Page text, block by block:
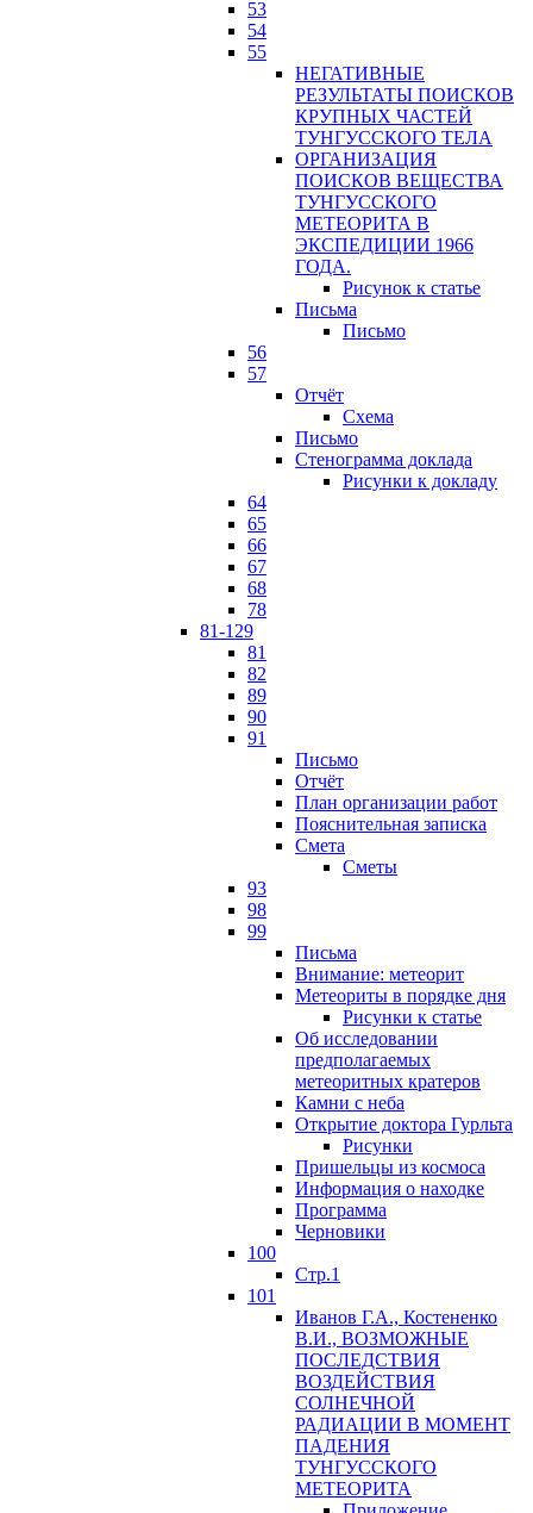
53
54
55
НЕГАТИВНЫЕ
РЕЗУЛЬТАТЫ ПОИСКОВ
КРУПНЫХ ЧАСТЕЙ
ТУНГУССКОГО ТЕЛА
ОРГАНИЗАЦИЯ
ПОИСКОВ ВЕЩЕСТВА
ТУНГУССКОГО
МЕТЕОРИТА В
ЭКСПЕДИЦИИ 1966
ГОДА.
Рисунок к статье
Письма
Письмо
56
57
Отчёт
Схема
Письмо
Стенограмма доклада
Рисунки к докладу
64
65
66
67
68
78
81-129
81
82
89
90
91
Письмо
Отчёт
План организации работ
Пояснительная записка
Смета
Сметы
93
98
99
Письма
Внимание: метеорит
Метеориты в порядке дня
Рисунки к статье
Об исследовании
предполагаемых
метеоритных кратеров
Камни с неба
Открытие доктора Гурльта
Рисунки
Пришельцы из космоса
Информация о находке
Программа
Черновики
100
Стр.1
101
Иванов Г.А., Костененко
В.И., ВОЗМОЖНЫЕ
ПОСЛЕДСТВИЯ
ВОЗДЕЙСТВИЯ
СОЛНЕЧНОЙ
РАДИАЦИИ В МОМЕНТ
ПАДЕНИЯ
ТУНГУССКОГО
MЕТЕОРИТА